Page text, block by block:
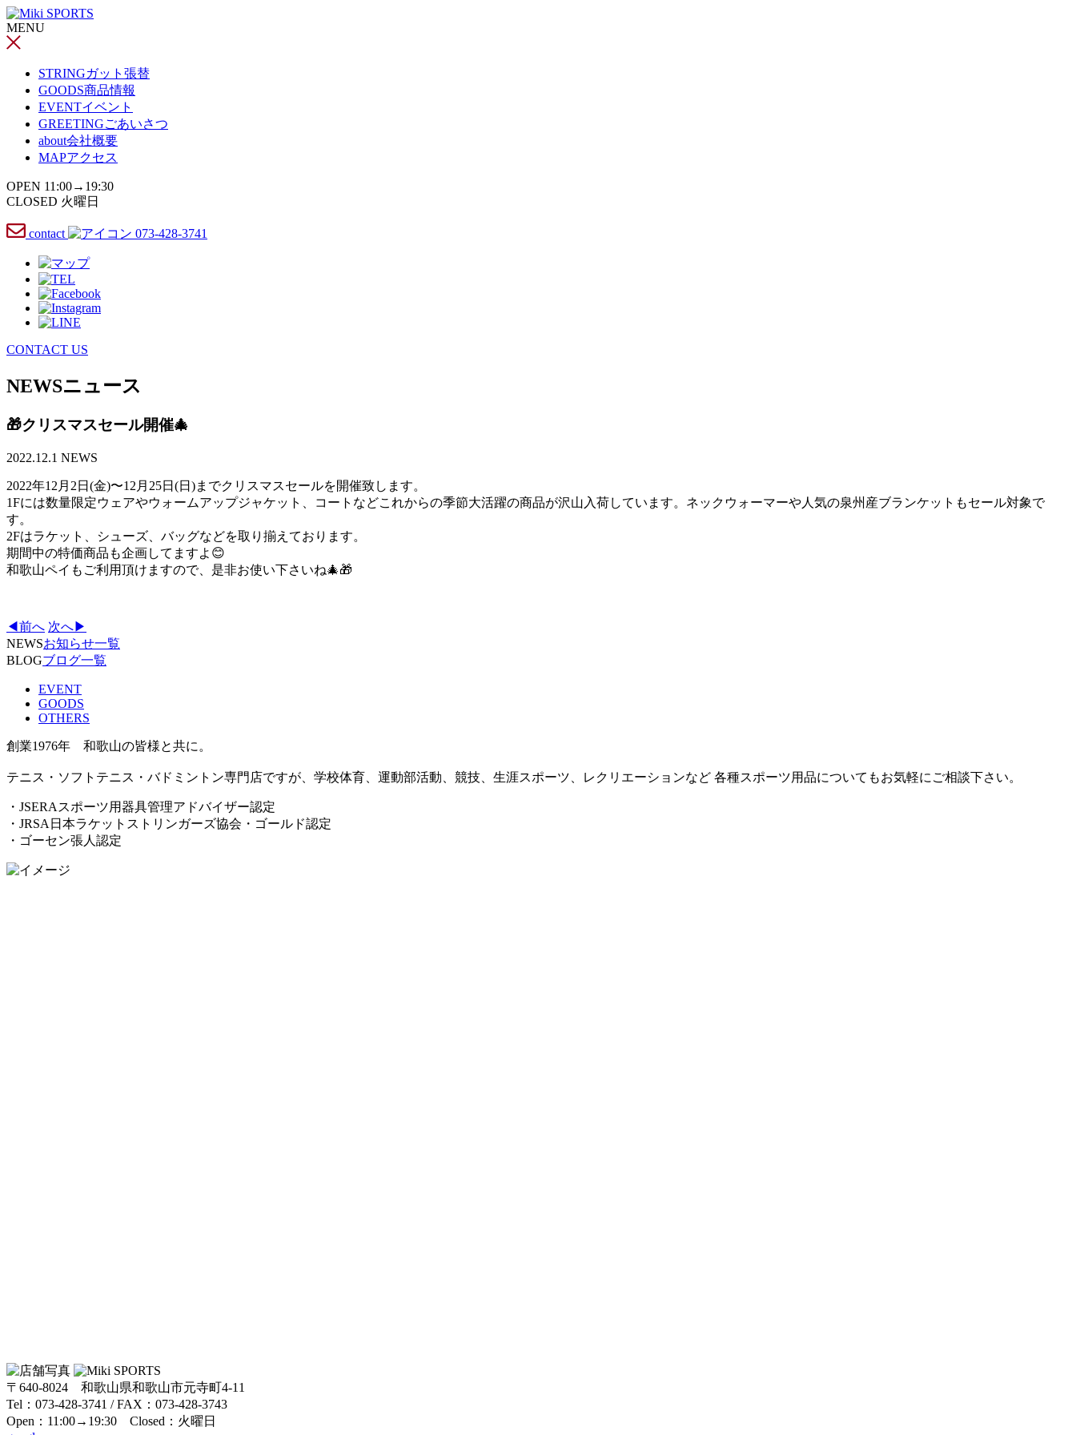
コ
ン
テ
MENU
STRINGガット張替
GOODS商品情報
EVENTイベント
GREETINGごあいさつ
about会社概要
MAPアクセス
OPEN 11:00→19:30
CLOSED 火曜日
contact 073-428-3741
CONTACT US
NEWSニュース
🎁クリスマスセール開催🎄
2022.12.1 NEWS
2022年12月2日(金)〜12月25日(日)までクリスマスセールを開催致します。
1Fには数量限定ウェアやウォームアップジャケット、コートなどこれからの季節大活躍の商品が沢山入荷しています。ネックウォーマーや人気の泉州産ブランケットもセール対象で
す。
2Fはラケット、シューズ、バッグなどを取り揃えております。
期間中の特価商品も企画してますよ😊
和歌山ペイもご利用頂けますので、是非お使い下さいね🎄🎁
◀前へ 次へ▶
NEWSお知らせ一覧
BLOGブログ一覧
EVENT
GOODS
OTHERS
創業1976年 和歌山の皆様と共に。
テニス・ソフトテニス・バドミントン専門店ですが、学校体育、運動部活動、競技、生涯スポーツ、レクリエーションなど 各種スポーツ用品についてもお気軽にご相談下さい。
・JSERAスポーツ用器具管理アドバイザー認定
・JRSA日本ラケットストリンガーズ協会・ゴールド認定
・ゴーセン張人認定
〒640-8024 和歌山県和歌山市元寺町4-11
Tel：073-428-3741 / FAX：073-428-3743
Open：11:00→19:30 Closed：火曜日